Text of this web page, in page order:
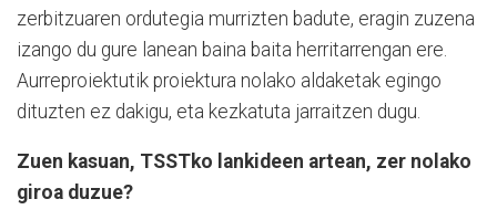
zerbitzuaren ordutegia murrizten badute, eragin zuzena
izango du gure lanean baina baita herritarrengan ere.
Aurreproiektutik proiektura nolako aldaketak egingo
dituzten ez dakigu, eta kezkatuta jarraitzen dugu.
Zuen kasuan, TSSTko lankideen artean, zer nolako
giroa duzue?